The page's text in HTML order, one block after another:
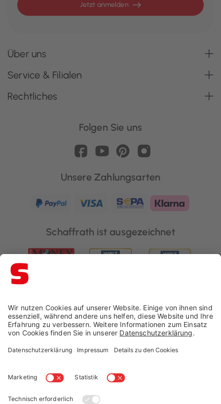
Jetzt anmelden
Über uns
Service & Filialen
Rechtliches
Folgen Sie uns
Unsere Zahlungsarten
Schaffrath ist ausgezeichnet